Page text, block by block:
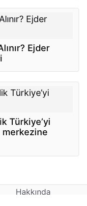
Ejder
Türkiye’yi
merkezine
Hakkında